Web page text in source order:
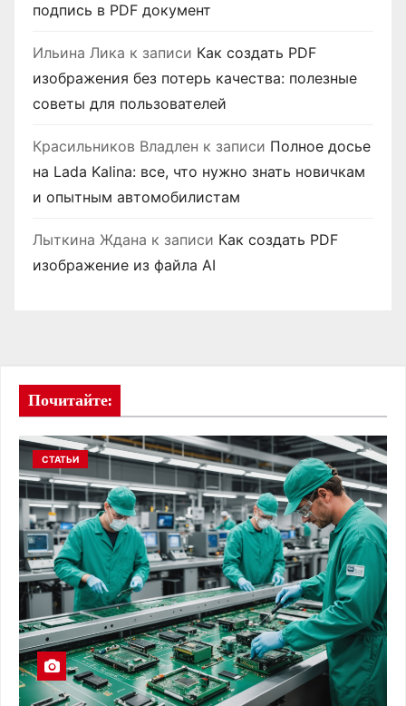
подпись в PDF документ
Ильина Лика к записи Как создать PDF
изображения без потерь качества: полезные
советы для пользователей
Красильников Владлен к записи Полное досье
на Lada Kalina: все, что нужно знать новичкам
и опытным автомобилистам
Лыткина Ждана к записи Как создать PDF
изображение из файла AI
Почитайте:
СТАТЬИ